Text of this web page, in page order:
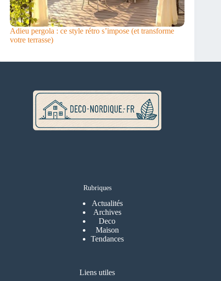
Adieu pergola : ce style rétro s’impose (et transforme
votre terrasse)
Rubriques
Actualités
Archives
Deco
Maison
Tendances
Liens utiles